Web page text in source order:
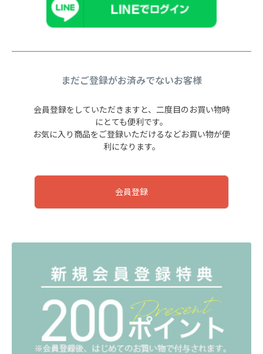
まだご登録がお済みでないお客様
会員登録をしていただきますと、二度目のお買い物時
にとても便利です。
お気に入り商品をご登録いただけるなどお買い物が便
利になります。
会員登録